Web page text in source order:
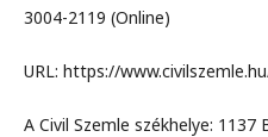
3004-2119 (Online)
URL: https://
A Civil Szemle székhelye: